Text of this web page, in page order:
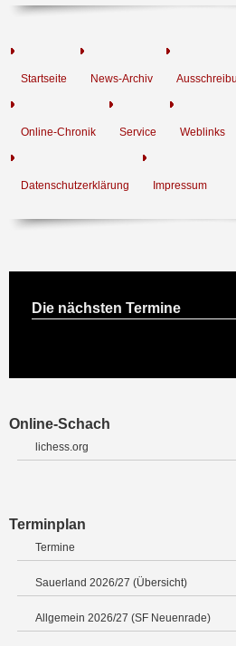
Startseite News-Archiv
Online-Chronik Service Weblinks
Datenschutzerklärung Impressum
Die nächsten Termine
Online-Schach
lichess.org
Terminplan
Termine
Sauerland 2026/27 (Übersicht)
Allgemein 2026/27 (SF Neuenrade)